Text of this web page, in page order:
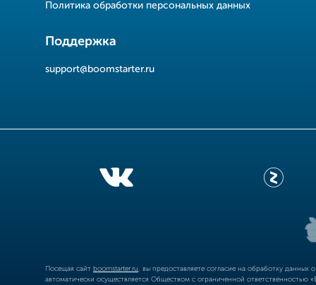
Политика обработки персональных данных
Поддержка
support@boomstarter.ru
Посещая сайт boomstarter.ru , вы предоставляете согласие на обработку
автоматически осуществляется Обществом с ограниченной